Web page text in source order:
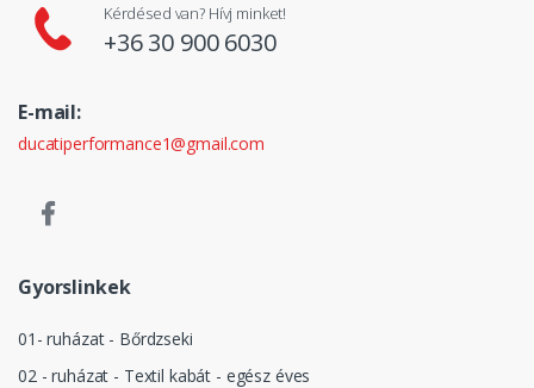
Kérdésed van? Hívj minket!
+36 30 900 6030
E-mail:
ducatiperformance1@gmail.com
Gyorslinkek
01- ruházat - Bőrdzseki
02 - ruházat - Textil kabát - egész éves